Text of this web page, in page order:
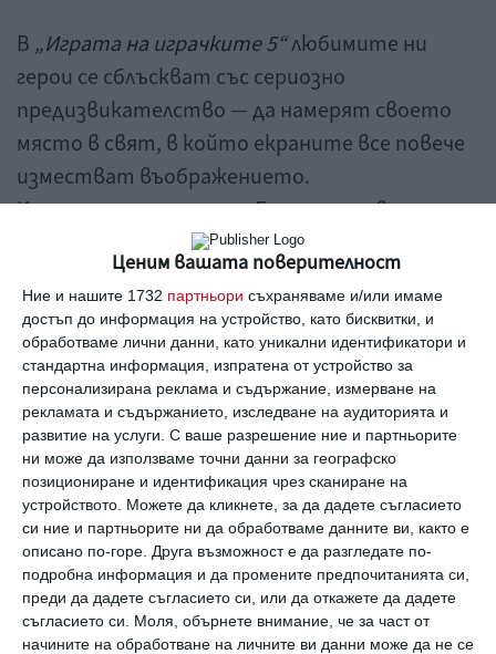
Ценим вашата поверителност
Ние и нашите 1732 партньори съхраняваме и/или имаме
достъп до информация на устройство, като бисквитки, и
обработваме лични данни, като уникални идентификатори и
стандартна информация, изпратена от устройство за
персонализирана реклама и съдържание, измерване на
рекламата и съдържанието, изследване на аудиторията и
развитие на услуги. С ваше разрешение ние и партньорите
ни може да използваме точни данни за географско
позициониране и идентификация чрез сканиране на
устройството. Можете да кликнете, за да дадете съгласието
си ние и партньорите ни да обработваме данните ви, както е
описано по-горе. Друга възможност е да разгледате по-
подробна информация и да промените предпочитанията си,
преди да дадете съгласието си, или да откажете да дадете
съгласието си.
Моля, обърнете внимание, че за част от
начините на обработване на личните ви данни може да не се
В „Играта на играчките 5“любимите ни
герои се сблъскват със сериозно
предизвикателство — да намерят своето
място в свят, в който екраните все повече
изместват въображението.
Когато тяхното дете Бони получава
подарък таблет на име Лилипад, Уди, Баз,
Джеси и компания трябва да се адаптират
към новата реалност или рискуват да бъдат
забравени.
ПесентаI Knew It, I Knew Youе вдъхновена от
продължаващото пътешествие на
каубойката Джеси, започнало още в Играта
на играчките 2, и бележи завръщането на
Суифт към нейните кънтри корени,
съчетавайки музикалните влияния,
превърнали я в един от най-успешните
автори и изпълнители на своето поколение.